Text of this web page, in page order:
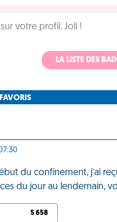
votre profil. Joli !
LA LISTE DES
du confinement, j’ai
du jour au lendemain,
5 658